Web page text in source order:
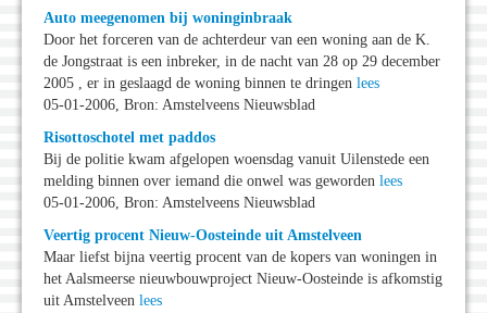
Auto meegenomen bij woninginbraak
Door het forceren van de achterdeur van een woning aan de K.
de Jongstraat is een inbreker, in de nacht van 28 op 29 december
2005 , er in geslaagd de woning binnen te dringen lees
05-01-2006, Bron: Amstelveens Nieuwsblad
Risottoschotel met paddos
Bij de politie kwam afgelopen woensdag vanuit Uilenstede een
melding binnen over iemand die onwel was geworden lees
05-01-2006, Bron: Amstelveens Nieuwsblad
Veertig procent Nieuw-Oosteinde uit Amstelveen
Maar liefst bijna veertig procent van de kopers van woningen in
het Aalsmeerse nieuwbouwproject Nieuw-Oosteinde is afkomstig
uit Amstelveen lees